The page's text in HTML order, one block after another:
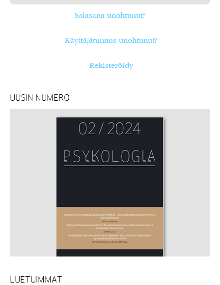
Salasana unohtunut?
Käyttäjätunnus unohtunut?
Rekisteröidy
UUSIN NUMERO
LUETUIMMAT